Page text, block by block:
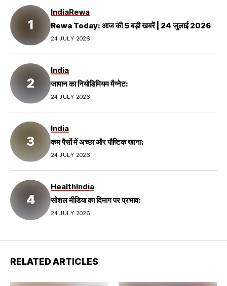
IndiaRewa
Rewa Today: आज की 5 बड़ी खबरें | 24 जुलाई 2026
24 JULY 2026
India
जापान का नियोडिमियम मैग्नेट:
24 JULY 2026
India
कम पैसों में अच्छा और पौष्टिक खाना:
24 JULY 2026
HealthIndia
सोशल मीडिया का दिमाग पर प्रभाव:
24 JULY 2026
RELATED ARTICLES